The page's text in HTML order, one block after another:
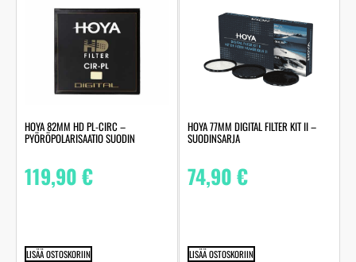
HOYA 82MM HD PL-CIRC –
PYÖRÖPOLARISAATIO SUODIN
119,90€
LISÄÄ OSTOSKORIIN
HOYA 77MM DIGITAL FILTER KIT II –
SUODINSARJA
74,90€
LISÄÄ OSTOSKORIIN